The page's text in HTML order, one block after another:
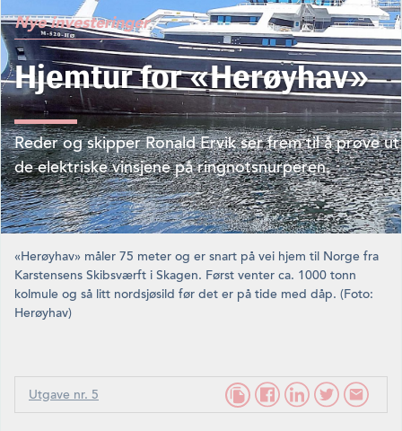
Nye investeringer
Hjemtur for «Herøyhav»
Reder og skipper Ronald Ervik ser frem til å prøve ut
de elektriske vinsjene på ringnotsnurperen.
«Herøyhav» måler 75 meter og er snart på vei hjem til Norge fra
Karstensens Skibsværft i Skagen. Først venter ca. 1000 tonn
kolmule og så litt nordsjøsild før det er på tide med dåp. (Foto:
Herøyhav)
Utgave nr. 5